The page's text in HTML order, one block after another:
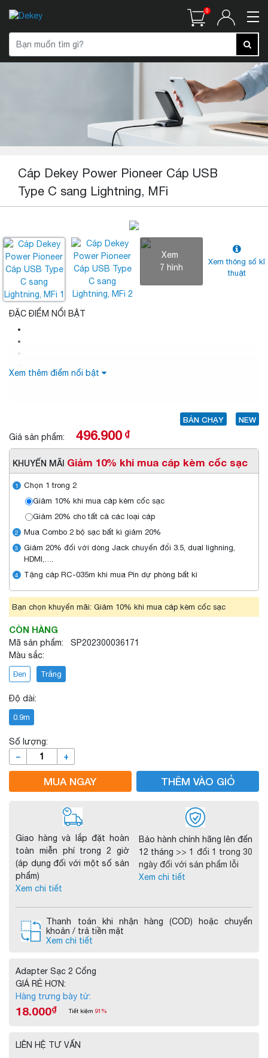
0
Cáp Dekey Power Pioneer Cáp USB
Type C sang Lightning, MFi
Xem
7 hình
Xem thông số kĩ
thuật
ĐẶC ĐIỂM NỔI BẬT
Xem thêm điểm nổi bật
BÁN CHẠY
NEW
Giá sản phẩm:
496.900₫
KHUYẾN MÃI Giảm 10% khi mua cáp kèm cốc sạc
1
Chọn 1 trong 2
Giảm 10% khi mua cáp kèm cốc sạc
Giảm 20% cho tất cả các loại cáp
2 Mua Combo 2 bộ sạc bất kì giảm 20%
3
Giảm 20% đối với dòng Jack chuyển đổi 3.5, dual lighning,
HDMI,….
4 Tặng cáp RC-035m khi mua Pin dự phòng bất kì
Bạn chọn khuyến mãi: Giảm 10% khi mua cáp kèm cốc sạc
CÒN HÀNG
Mã sản phẩm: SP202300036171
Màu sắc:
Đen Trắng
Độ dài:
0.9m
Số lượng:
– +
MUA NGAY THÊM VÀO GIỎ
Giao hàng và lắp đặt hoàn
toàn miễn phí trong 2 giờ
(áp dụng đối với một số sản
phẩm)
Xem chi tiết
Bảo hành chính hãng lên đến
12 tháng >> 1 đổi 1 trong 30
ngày đối với sản phẩm lỗi
Xem chi tiết
Thanh toán khi nhận hàng (COD) hoặc chuyển
khoản / trả tiền mặt
Xem chi tiết
Adapter Sạc 2 Cổng
GIÁ RẺ HƠN:
Hàng trưng bày từ:
18.000₫ Tiết kiệm 91%
LIÊN HỆ TƯ VẤN